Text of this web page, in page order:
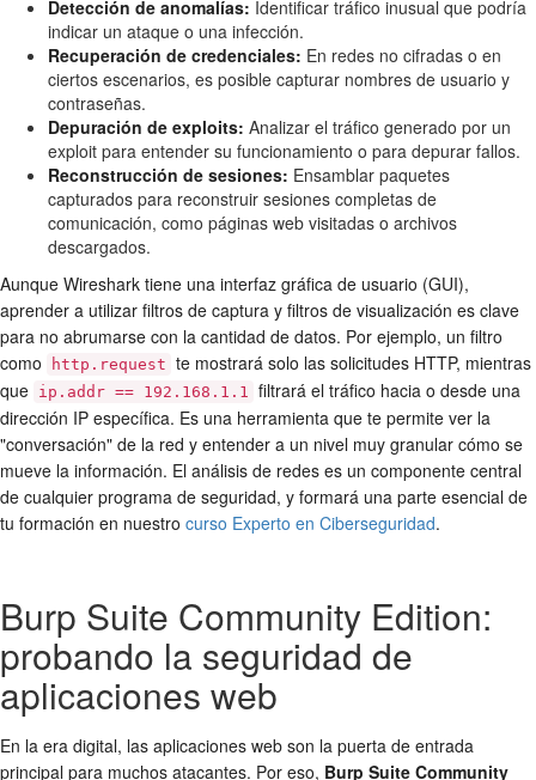
Detección de anomalías: Identificar tráfico inusual que podría
indicar un ataque o una infección.
Recuperación de credenciales: En redes no cifradas o en
ciertos escenarios, es posible capturar nombres de usuario y
contraseñas.
Depuración de exploits: Analizar el tráfico generado por un
exploit para entender su funcionamiento o para depurar fallos.
Reconstrucción de sesiones: Ensamblar paquetes
capturados para reconstruir sesiones completas de
comunicación, como páginas web visitadas o archivos
descargados.
Aunque Wireshark tiene una interfaz gráfica de usuario (GUI),
aprender a utilizar filtros de captura y filtros de visualización es clave
para no abrumarse con la cantidad de datos. Por ejemplo, un filtro
como
http.request te mostrará solo las solicitudes HTTP, mientras
que ip.addr == 192.168.1.1
filtrará el tráfico hacia o desde una
dirección IP específica. Es una herramienta que te permite ver la
"conversación" de la red y entender a un nivel muy granular cómo se
mueve la información. El análisis de redes es un componente central
de cualquier programa de seguridad, y formará una parte esencial de
tu formación en nuestro curso Experto en Ciberseguridad.
Burp Suite Community Edition:
probando la seguridad de
aplicaciones web
En la era digital, las aplicaciones web son la puerta de entrada
principal para muchos atacantes. Por eso, Burp Suite Community